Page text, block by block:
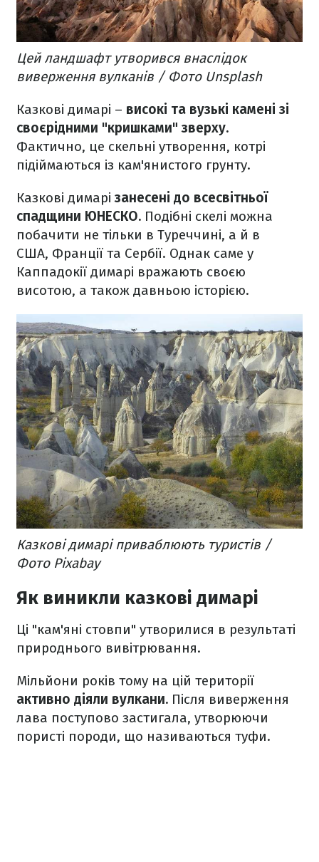
Цей ландшафт утворився внаслідок
виверження вулканів / Фото Unsplash
Казкові димарі – високі та вузькі камені зі
своєрідними "кришками" зверху.
Фактично, це скельні утворення, котрі
підіймаються із кам'янистого грунту.
Казкові димарі занесені до всесвітньої
спадщини ЮНЕСКО. Подібні скелі можна
побачити не тільки в Туреччині, а й в
США, Франції та Сербії. Однак саме у
Каппадокії димарі вражають своєю
висотою, а також давньою історією.
Казкові димарі приваблюють туристів /
Фото Pixabay
Як виникли казкові димарі
Ці "кам'яні стовпи" утворилися в результаті
природнього вивітрювання.
Мільйони років тому на цій території
активно діяли вулкани. Після виверження
лава поступово застигала, утворюючи
пористі породи, що називаються туфи.